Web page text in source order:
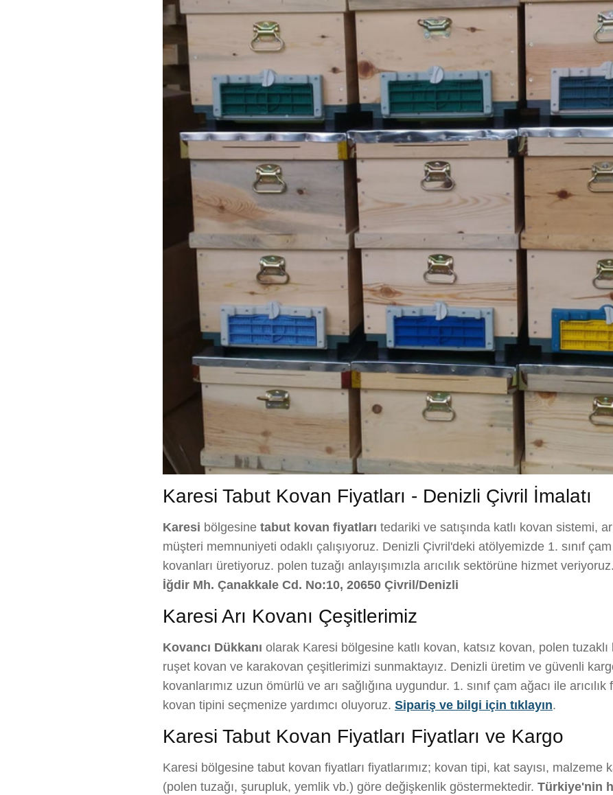
Karesi Tabut Kovan Fiyatları - Denizli Çivril İmalatı
Karesi bölgesine tabut kovan fiyatları tedariki ve satışında katlı kovan sistemi,
müşteri memnuniyeti odaklı çalışıyoruz. Denizli Çivril'deki atölyemizde 1. sınıf
kovanları üretiyoruz. polen tuzağı anlayışımızla arıcılık sektörüne hizmet
İğdir Mh. Çanakkale Cd. No:10, 20650 Çivril/Denizli
Karesi Arı Kovanı Çeşitlerimiz
Kovancı Dükkanı olarak Karesi bölgesine katlı kovan, katsız kovan, polen
ruşet kovan ve karakovan çeşitlerimizi sunmaktayız. Denizli üretim ve güvenli
kovanlarımız uzun ömürlü ve arı sağlığına uygundur. 1. sınıf çam ağacı ile
kovan tipini seçmenize yardımcı oluyoruz. Sipariş ve bilgi için tıklayın.
Karesi Tabut Kovan Fiyatları Fiyatları ve Kargo
Karesi bölgesine tabut kovan fiyatları fiyatlarımız; kovan tipi, kat sayısı, malzeme
(polen tuzağı, şurupluk, yemlik vb.) göre değişkenlik göstermektedir. Türkiye'nin